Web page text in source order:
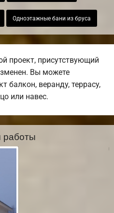
Одноэтажные бани из бруса
проект, присутствующий
Вы можете
балкон, веранду, террасу,
или навес.